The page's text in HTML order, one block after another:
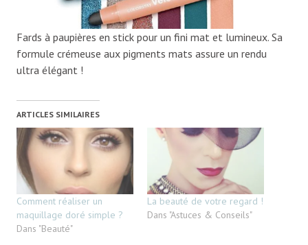
Fards à paupières en stick pour un fini mat et lumineux. Sa
formule crémeuse aux pigments mats assure un rendu
ultra élégant !
ARTICLES SIMILAIRES
Comment réaliser un
maquillage doré simple ?
Dans "Beauté"
La beauté de votre regard !
Dans "Astuces & Conseils"